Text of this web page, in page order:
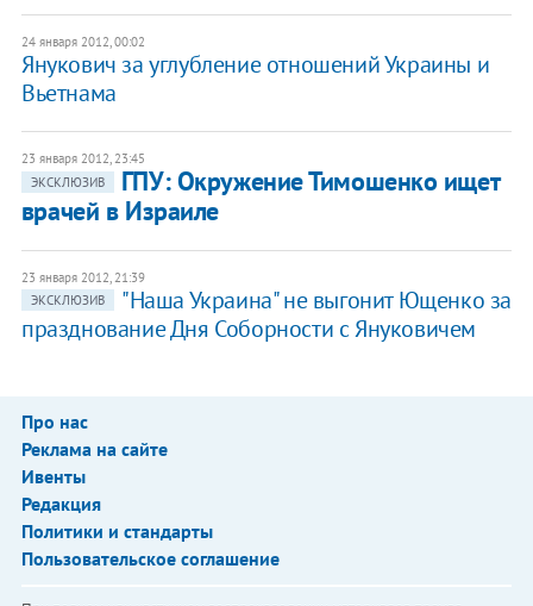
24 января 2012, 00:02
​Янукович за углубление отношений Украины и
Вьетнама
23 января 2012, 23:45
ЭКСКЛЮЗИВ
ГПУ: Окружение Тимошенко ищет
врачей в Израиле
23 января 2012, 21:39
ЭКСКЛЮЗИВ
"Наша Украина" не выгонит Ющенко за
празднование Дня Соборности с Януковичем
Про нас
Реклама на сайте
Ивенты
Редакция
Политики и стандарты
Пользовательское соглашение